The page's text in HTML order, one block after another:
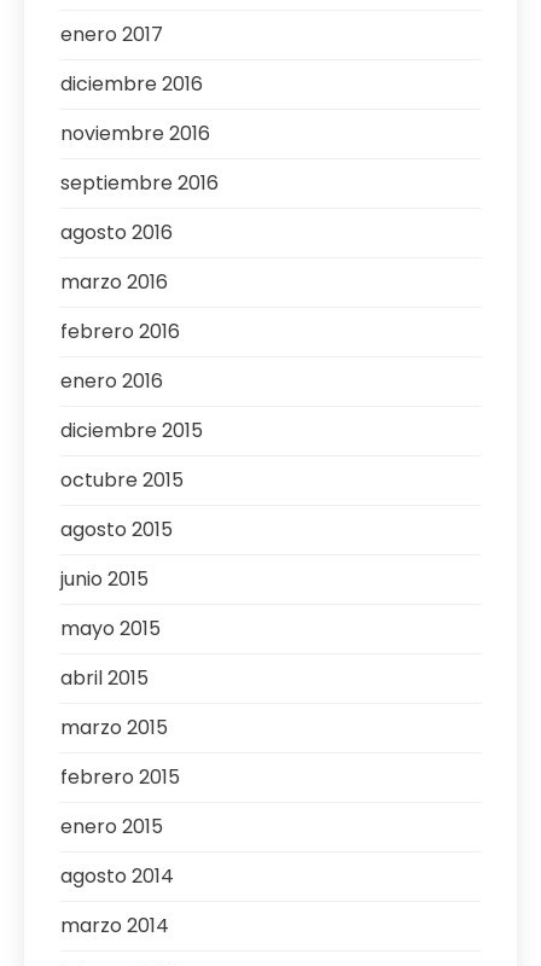
enero 2017
diciembre 2016
noviembre 2016
septiembre 2016
agosto 2016
marzo 2016
febrero 2016
enero 2016
diciembre 2015
octubre 2015
agosto 2015
junio 2015
mayo 2015
abril 2015
marzo 2015
febrero 2015
enero 2015
agosto 2014
marzo 2014